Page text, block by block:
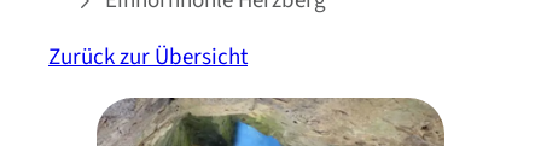
Zurück zur Übersicht